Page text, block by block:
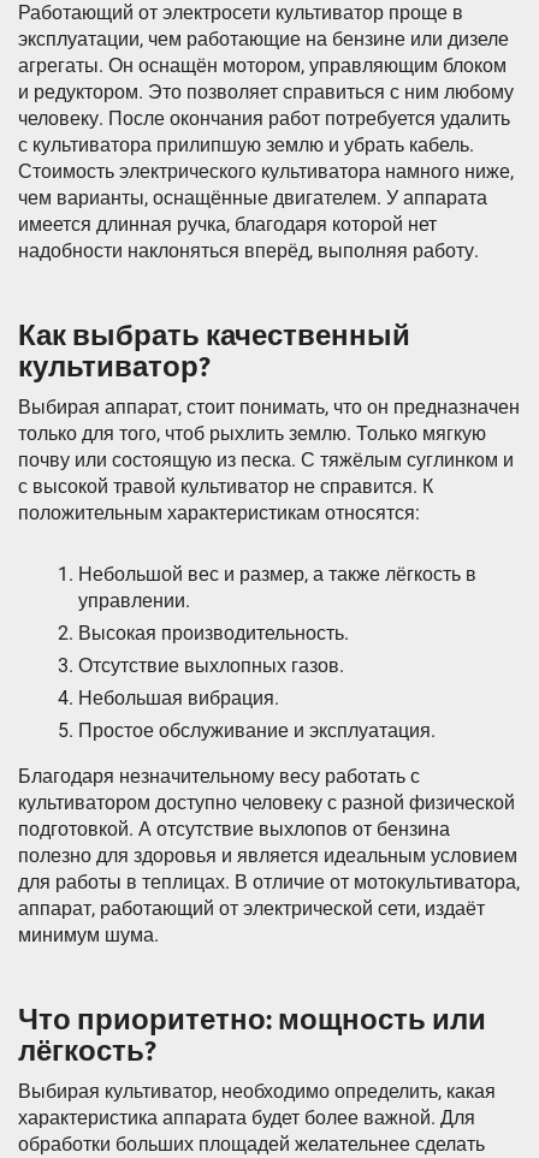
Работающий от электросети культиватор проще в
эксплуатации, чем работающие на бензине или дизеле
агрегаты. Он оснащён мотором, управляющим блоком
и редуктором. Это позволяет справиться с ним любому
человеку. После окончания работ потребуется удалить
с культиватора прилипшую землю и убрать кабель.
Стоимость электрического культиватора намного ниже,
чем варианты, оснащённые двигателем. У аппарата
имеется длинная ручка, благодаря которой нет
надобности наклоняться вперёд, выполняя работу.
Как выбрать качественный
культиватор?
Выбирая аппарат, стоит понимать, что он предназначен
только для того, чтоб рыхлить землю. Только мягкую
почву или состоящую из песка. С тяжёлым суглинком и
с высокой травой культиватор не справится. К
положительным характеристикам относятся:
Небольшой вес и размер, а также лёгкость в
управлении.
Высокая производительность.
Отсутствие выхлопных газов.
Небольшая вибрация.
Простое обслуживание и эксплуатация.
Благодаря незначительному весу работать с
культиватором доступно человеку с разной физической
подготовкой. А отсутствие выхлопов от бензина
полезно для здоровья и является идеальным условием
для работы в теплицах. В отличие от мотокультиватора,
аппарат, работающий от электрической сети, издаёт
минимум шума.
Что приоритетно: мощность или
лёгкость?
Выбирая культиватор, необходимо определить, какая
характеристика аппарата будет более важной. Для
обработки больших площадей желательнее сделать